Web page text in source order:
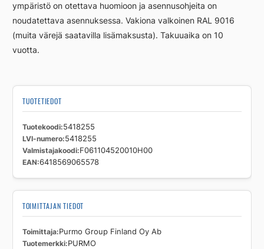
ympäristö on otettava huomioon ja asennusohjeita on
noudatettava asennuksessa. Vakiona valkoinen RAL 9016
(muita värejä saatavilla lisämaksusta). Takuuaika on 10
vuotta.
TUOTETIEDOT
Tuotekoodi 5418255
LVI-numero 5418255
Valmistajakoodi F061104520010H00
EAN 6418569065578
TOIMITTAJAN TIEDOT
Toimittaja Purmo Group Finland Oy Ab
Tuotemerkki PURMO